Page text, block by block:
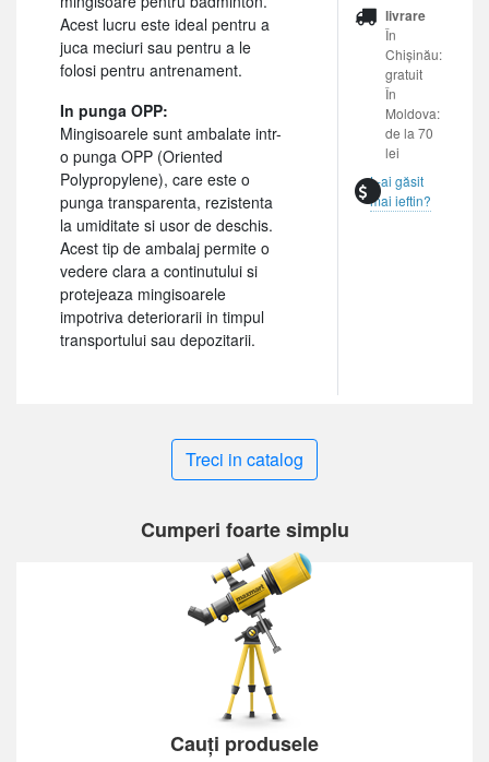
Acest lucru este ideal pentru a
juca meciuri sau pentru a le
folosi pentru antrenament.
In punga OPP:
Mingisoarele sunt ambalate intr-
o punga OPP (Oriented
Polypropylene), care este o
punga transparenta, rezistenta
la umiditate si usor de deschis.
Acest tip de ambalaj permite o
vedere clara a continutului si
protejeaza mingisoarele
impotriva deteriorarii in timpul
transportului sau depozitarii.
livrare
În
Chișinău:
gratuit
În
Moldova:
de la 70
lei
L-ai găsit
mai ieftin?
Treci in catalog
Cumperi foarte simplu
Cauți produsele